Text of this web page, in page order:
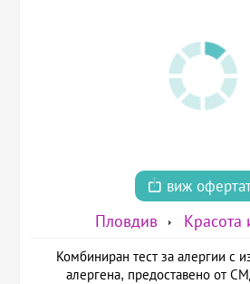
виж
Пловдив Красота
Комбиниран тест за алергии с
алергена, предоставено от